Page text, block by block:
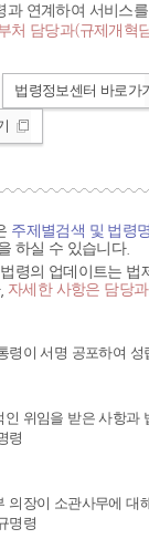
과 연계하여 서비스
처 담당과(규제개혁
법령정보센터 바로가
주제별검색 및 법령
하실 수 있습니다.
령의 업데이트는 법
자세한 사항은 담당
령이 서명 공포하여 성
위임을 받은 사항과
령
의장이 소관사무에 대
명령